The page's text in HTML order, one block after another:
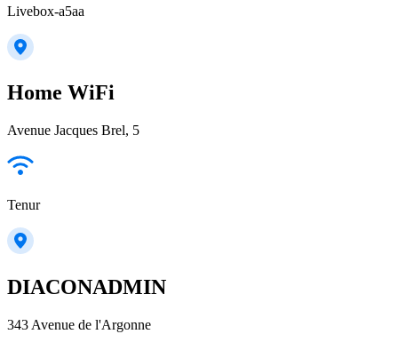
Livebox-a5aa
Home WiFi
Avenue Jacques Brel, 5
Tenur
DIACONADMIN
343 Avenue de l'Argonne